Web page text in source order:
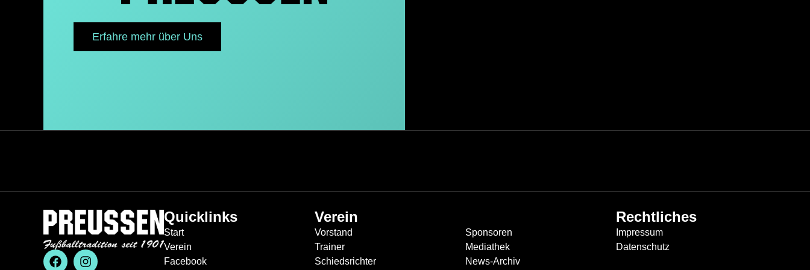
Erfahre mehr über Uns
Quicklinks
Start
Verein
Facebook
Verein
Vorstand
Trainer
Schiedsrichter
Sponsoren
Mediathek
News-Archiv
Rechtliches
Impressum
Datenschutz